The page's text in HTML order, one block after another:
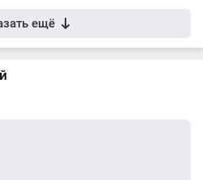
ещё